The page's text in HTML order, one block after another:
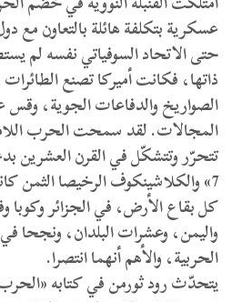
عسكرية بتكلفة هائلة بالتعاون مع
حتى الاتحاد السوفياتي نفسه لم
ذاتها، فكانت أميركا تصنع
الصواريخ والدفاعات الجوية،
المجالات. لقد سمحت الحرب
تتحرّر وتتشكّل في القرن العشرين
7» والكلاشينكوف الرخيصا الثمن
كل بقاع الأرض، في الجزائر وكوبا
واليمن، وعشرات البلدان، ونجحا
الحربية، والأهم أنهما انتصرا.
يتحدّث رود ثورمن في كتابه «الحرب